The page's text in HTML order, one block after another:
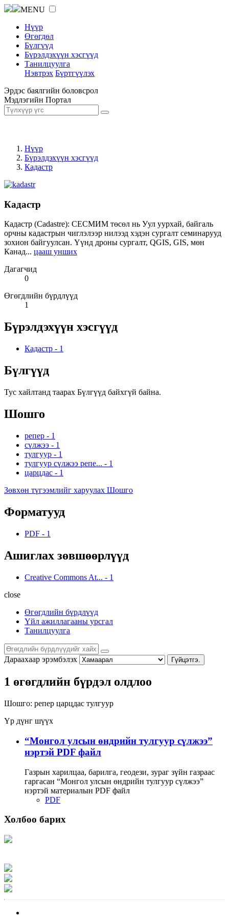
MENU
Нүүр
Өгөгдөл
Бүлгүүд
Бүрэлдэхүүн хэсгүүд
Танилцуулга
Нэвтрэх Бүртгүүлэх
Эрдэс баялгийн боловсрол
Мэдлэгийн Портал
Нүүр
Бүрэлдэхүүн хэсгүүд
Кадастр
Кадастр
Кадастр (Cadastre): СЕСМИМ төсөл нь Уул уурхай, байгаль
орчны кадастрын чиглэлээр нилээд хэдэн сургалт семинарууд
зохион байгуулсан. Үүнд дроны сургалт, QGIS, GIS, мөн
Канад... цааш унших
Дагагчид
0
Өгөгдлийн бүрдлүүд
1
Бүрэлдэхүүн хэсгүүд
Кадастр - 1
Бүлгүүд
Тус хайлтанд таарах Бүлгүүд байхгүй байна.
Шошго
репер - 1
сүлжээ - 1
тулгуур - 1
тулгуур сүлжээ репе... - 1
царцдас - 1
Зөвхөн түгээмлийг харуулах Шошго
Форматууд
PDF - 1
Ашиглах зөвшөөрлүүд
Creative Commons At... - 1
close
Өгөгдлийн бүрдлүүд
Үйл ажиллагааны урсгал
Танилцуулга
Дараахаар эрэмбэлэх Гүйцэтгэ.
1 өгөгдлийн бүрдэл олдлоо
Шошго: репер царцдас тулгуур
Үр дүнг шүүх
“Монгол улсын өндрийн тулгуур сүлжээ”
нэртэй PDF файл
Газрын харилцаа, барилга, геодези, зураг зүйн газраас
гаргасан “Монгол улсын өндрийн тулгуур сүлжээ”
нэртэй материалын PDF файл
PDF
Холбоо барих